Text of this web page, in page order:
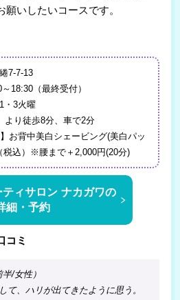
いしたいコースです。
7-7-13
18:30（最終受付）
・3火曜
より徒歩8分、車で2分
お背中美白シェービング(美白パッ
込）※腰まで＋2,000円(20分)
ィサロン ナカガワの
細・予約
コミ
/女性）
て、ハリが出てきたように思う。